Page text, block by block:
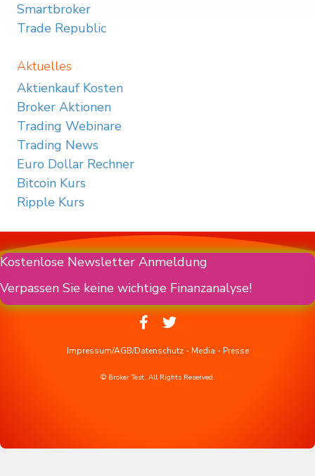
Smartbroker
Trade Republic
Aktuelles
Aktienkauf Kosten
Broker Aktionen
Trading Webinare
Trading News
Euro Dollar Rechner
Bitcoin Kurs
Ripple Kurs
Kostenlose Newsletter Anmeldung
Verpassen Sie keine wichtige Finanzanalyse!
Impressum/AGB/Datenschutz- Media - Presse
© Broker Test. All Rights Reserved.